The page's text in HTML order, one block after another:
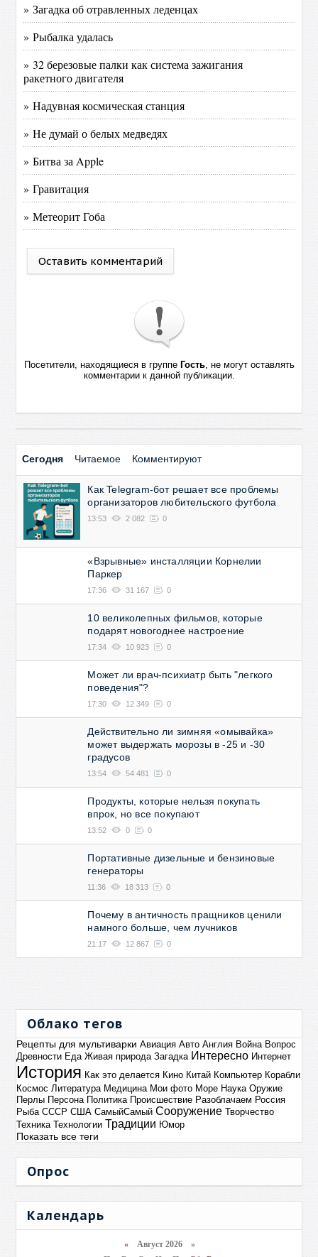
» Загадка об отравленных леденцах
» Рыбалка удалась
» 32 березовые палки как система зажигания
ракетного двигателя
» Надувная космическая станция
» Не думай о белых медведях
» Битва за Apple
» Гравитация
» Метеорит Гоба
Оставить комментарий
Посетители, находящиеся в группе Гость, не могут оставлять
комментарии к данной публикации.
Сегодня Читаемое Комментируют
Как Telegram-бот решает все проблемы
организаторов любительского футбола
13:53 2 082 0
«Взрывные» инсталляции Корнелии
Паркер
17:36 31 167 0
10 великолепных фильмов, которые
подарят новогоднее настроение
17:34 10 923 0
Может ли врач-психиатр быть "легкого
поведения"?
17:30 12 349 0
Действительно ли зимняя «омывайка»
может выдержать морозы в -25 и -30
градусов
13:54 54 481 0
Продукты, которые нельзя покупать
впрок, но все покупают
13:52 0 0
Портативные дизельные и бензиновые
генераторы
11:36 18 313 0
Почему в античность пращников ценили
намного больше, чем лучников
21:17 12 867 0
Облако тегов
Рецепты для мультиварки Авиация Авто Англия Война Вопрос
Древности Еда Живая природа Загадка Интересно Интернет
История Как это делается Кино Китай Компьютер Корабли
Космос Литература Медицина Мои фото Море Наука Оружие
Перлы Персона Политика Происшествие Разоблачаем Россия
Рыба СССР США СамыйСамый Сооружение Творчество
Техника Технологии Традиции Юмор
Показать все теги
Опрос
Календарь
«Август 2026 »